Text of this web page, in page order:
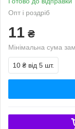
Опт і роздріб
11 ₴
Мінімальна сума
10 ₴ від 5 шт.